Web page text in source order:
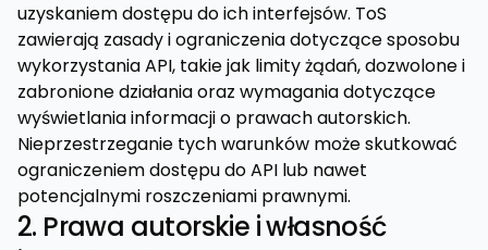
uzyskaniem dostępu do ich interfejsów. ToS
zawierają zasady i ograniczenia dotyczące sposobu
wykorzystania API, takie jak limity żądań, dozwolone i
zabronione działania oraz wymagania dotyczące
wyświetlania informacji o prawach autorskich.
Nieprzestrzeganie tych warunków może skutkować
ograniczeniem dostępu do API lub nawet
potencjalnymi roszczeniami prawnymi.
2. Prawa autorskie i własność